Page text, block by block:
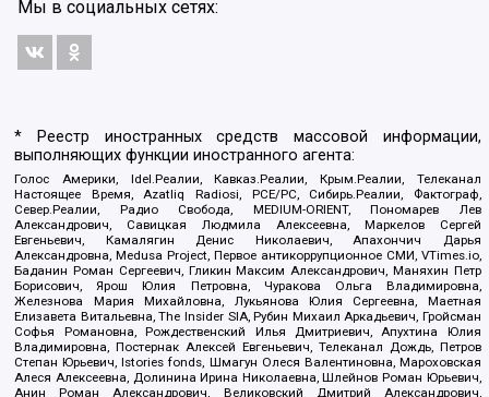
Мы в социальных сетях:
* Реестр иностранных средств массовой информации,
выполняющих функции иностранного агента:
Голос Америки, Idel.Реалии, Кавказ.Реалии, Крым.Реалии, Телеканал
Настоящее Время, Azatliq Radiosi, PCE/PC, Сибирь.Реалии, Фактограф,
Север.Реалии, Радио Свобода, MEDIUM-ORIENT, Пономарев Лев
Александрович, Савицкая Людмила Алексеевна, Маркелов Сергей
Евгеньевич, Камалягин Денис Николаевич, Апахончич Дарья
Александровна, Medusa Project, Первое антикоррупционное СМИ, VTimes.io,
Баданин Роман Сергеевич, Гликин Максим Александрович, Маняхин Петр
Борисович, Ярош Юлия Петровна, Чуракова Ольга Владимировна,
Железнова Мария Михайловна, Лукьянова Юлия Сергеевна, Маетная
Елизавета Витальевна, The Insider SIA, Рубин Михаил Аркадьевич, Гройсман
Софья Романовна, Рождественский Илья Дмитриевич, Апухтина Юлия
Владимировна, Постернак Алексей Евгеньевич, Телеканал Дождь, Петров
Степан Юрьевич, Istories fonds, Шмагун Олеся Валентиновна, Мароховская
Алеся Алексеевна, Долинина Ирина Николаевна, Шлейнов Роман Юрьевич,
Анин Роман Александрович, Великовский Дмитрий Александрович,